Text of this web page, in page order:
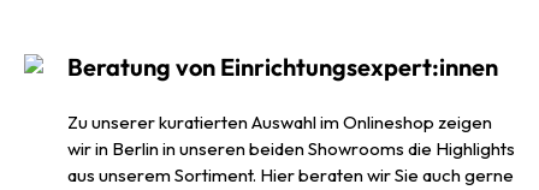
Beratung von Einrichtungsexpert:innen
Zu unserer kuratierten Auswahl im Onlineshop zeigen
wir in Berlin in unseren beiden Showrooms die Highlights
aus unserem Sortiment. Hier beraten wir Sie auch gerne